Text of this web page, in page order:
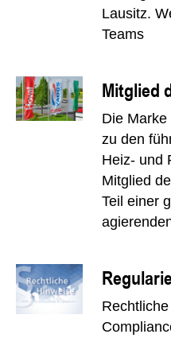
Lausitz.
Teams
Mitglied
Die
zu den
Heiz- und
Mitglied
Teil einer